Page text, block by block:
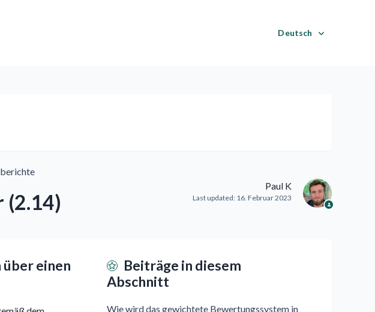
Deutsch
(2.14)
Paul K
Last updated: 16. Februar 2023
einen
Beiträge in diesem
Abschnitt
Wie wird das gewichtete Bewertungssystem in